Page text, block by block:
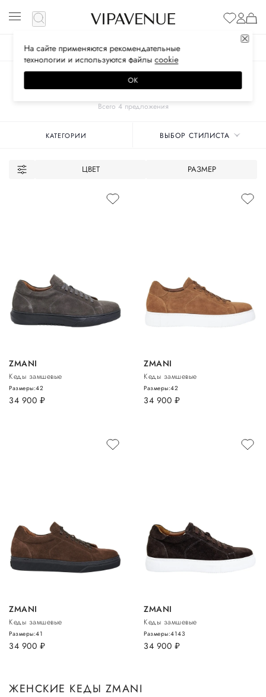
ЖЕНСКОЕ МУЖСКОЕ
Всего 4 предложения
Унисекс бренды
КЕДЫ
КАТЕГОРИИ ВЫБОР СТИЛИСТА
ЦВЕТ РАЗМЕР
ZMANI
Кеды замшевые
34 900 руб.
Размеры:42
ZMANI
Кеды замшевые
34 900 руб.
Размеры:42
ZMANI
Кеды замшевые
34 900 руб.
Размеры:41
ZMANI
Кеды замшевые
34 900 руб.
Размеры:4143
ЖЕНСКИЕ КЕДЫ ZMANI
На сайте применяются рекомендательные
технологии и используются файлысооkiе
ОК